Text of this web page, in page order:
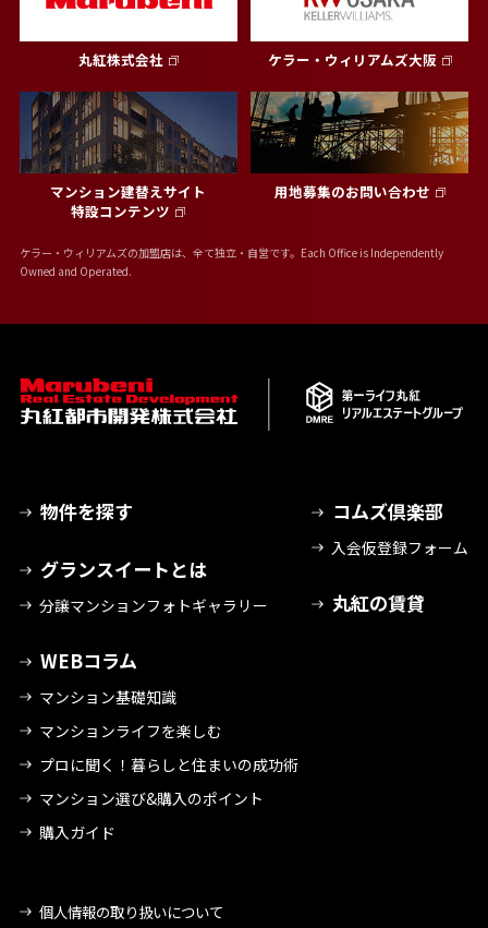
丸紅株式会社 ケラー・ウィリアムズ大阪
マンション建替えサイト
特設コンテンツ
用地募集のお問い合わせ
ケラー・ウィリアムズの加盟店は、全て独立・自営です。Each Office is Independently
Owned and Operated.
物件を探す
グランスイートとは
分譲マンションフォトギャラリー
WEBコラム
マンション基礎知識
マンションライフを楽しむ
プロに聞く！暮らしと住まいの成功術
マンション選び&購入のポイント
購入ガイド
コムズ倶楽部
入会仮登録フォーム
丸紅の賃貸
個人情報の取り扱いについて